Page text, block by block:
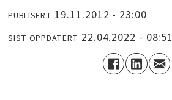
PUBLISERT 19.11.2012 - 23:00
SIST OPPDATERT 22.04.2022 - 08:51